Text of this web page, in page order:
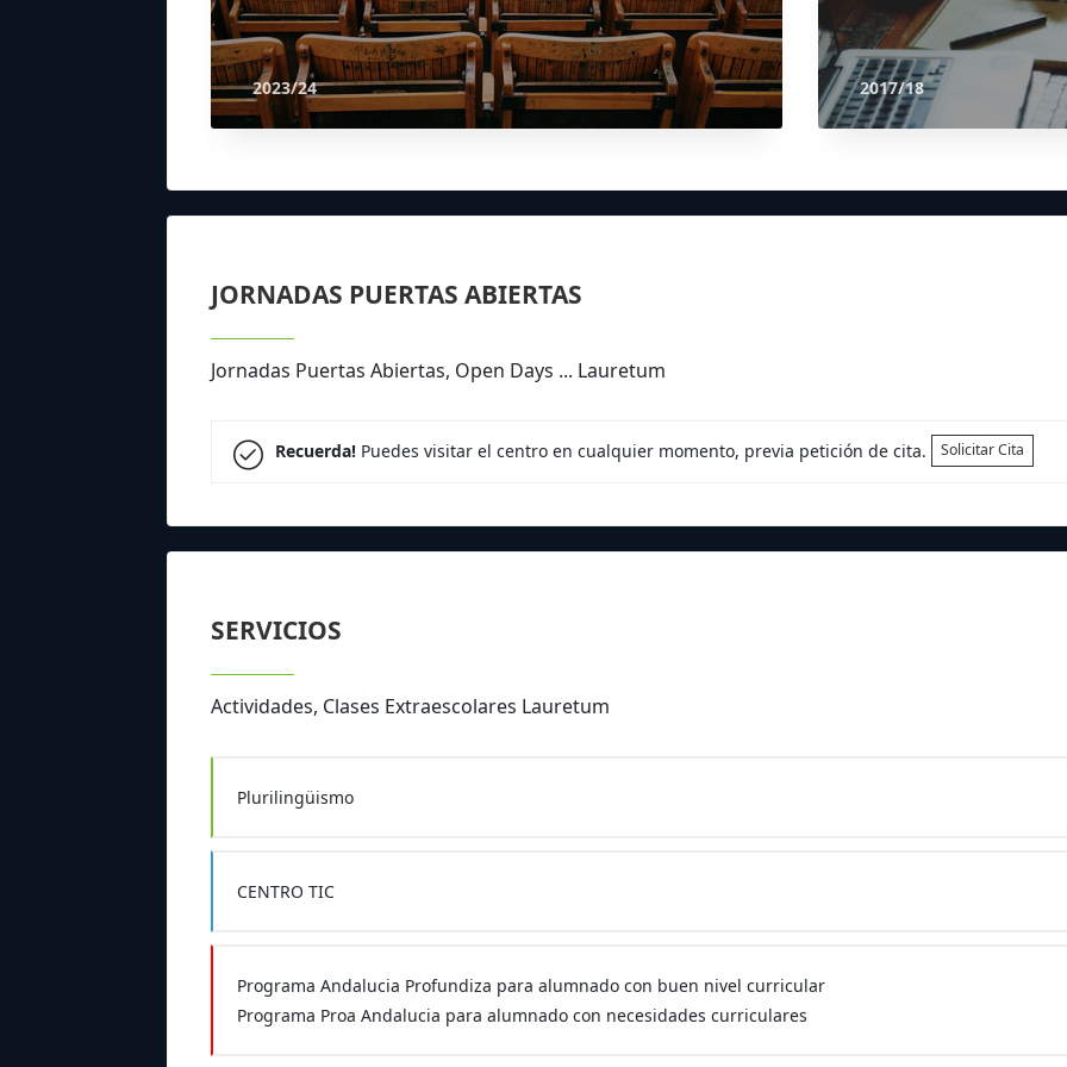
2023/24 2017/18
JORNADAS PUERTAS ABIERTAS
Jornadas Puertas Abiertas, Open Days ... Lauretum
Recuerda!Puedes visitar el centro en cualquier momento, previa petición de cita. Solicitar Cita
SERVICIOS
Actividades, Clases Extraescolares Lauretum
Plurilingüismo
CENTRO TIC
Programa Andalucia Profundiza para alumnado con buen nivel curricular
Programa Proa Andalucia para alumnado con necesidades curriculares